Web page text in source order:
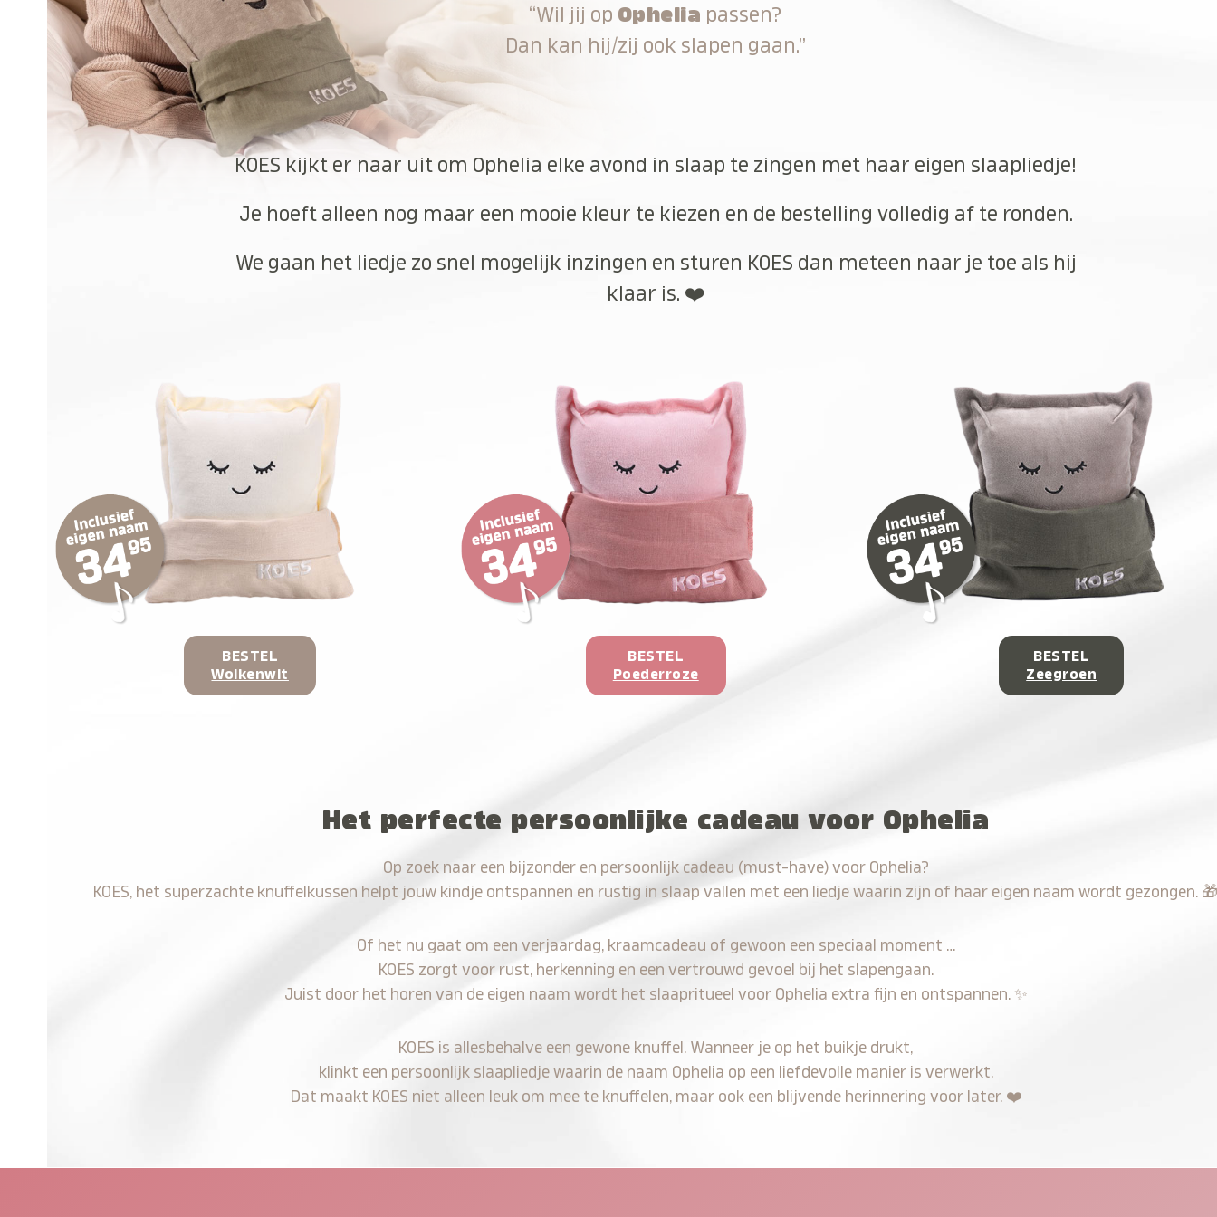
“Wil jij op Ophelia passen?
Dan kan hij/zij ook slapen gaan.”
KOES kijkt er naar uit om Ophelia elke avond in slaap te zingen met haar eigen slaapliedje!
Je hoeft alleen nog maar een mooie kleur te kiezen en de bestelling volledig af te ronden.
We gaan het liedje zo snel mogelijk inzingen en sturen KOES dan meteen naar je toe als hij
klaar is. ❤️
BESTEL
Wolkenwit
BESTEL
Poederroze
BESTEL
Zeegroen
Het perfecte persoonlijke cadeau voor Ophelia
Op zoek naar een bijzonder en persoonlijk cadeau (must-have) voor Ophelia?
KOES, het superzachte knuffelkussen helpt jouw kindje ontspannen en rustig in slaap vallen met een liedje waarin zijn of haar eigen naam wordt gezongen.
Of het nu gaat om een verjaardag, kraamcadeau of gewoon een speciaal moment …
KOES zorgt voor rust, herkenning en een vertrouwd gevoel bij het slapengaan.
Juist door het horen van de eigen naam wordt het slaapritueel voor Ophelia extra fijn en ontspannen. ✨
KOES is allesbehalve een gewone knuffel. Wanneer je op het buikje drukt,
klinkt een persoonlijk slaapliedje waarin de naam Ophelia op een liefdevolle manier is verwerkt.
Dat maakt KOES niet alleen leuk om mee te knuffelen, maar ook een blijvende herinnering voor later. ❤️